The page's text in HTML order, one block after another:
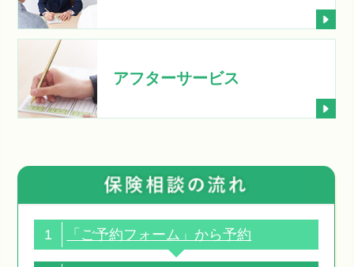
アフターサービス
1 「ご予約フォーム」から予約